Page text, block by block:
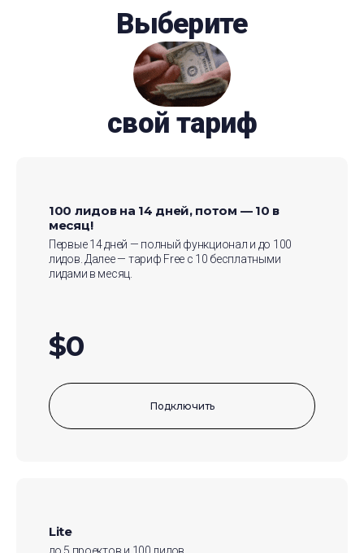
Выберите
свой тариф
100 лидов на 14 дней, потом — 10 в
месяц!
Первые 14 дней — полный функционал и до 100
лидов. Далее — тариф Free с 10 бесплатными
лидами в месяц.
$0
Подключить
Lite